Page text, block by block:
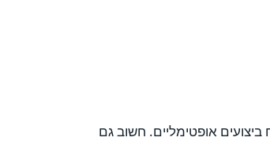
אופטימליים. חשוב גם